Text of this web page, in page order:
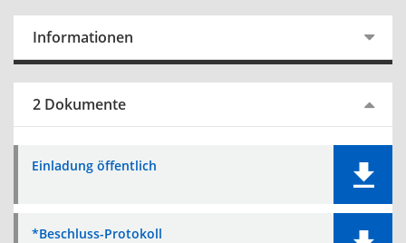
Informationen
2 Dokumente
Einladung öffentlich
*Beschluss-Protokoll